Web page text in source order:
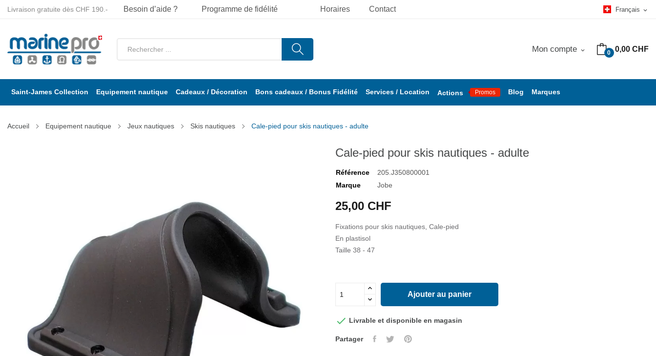
Horaires Contact Français expand_more
Livraison gratuite dès CHF 190.- Besoin d’aide ? Programme de fidélité
0 0,00 CHF
Mon compte expand_more
Saint-James Collection Equipement nautique Cadeaux / Décoration Bons cadeaux / Bonus Fidélité Services / Location Actions Promos Blog Marques
Accueil Equipement nautique Jeux nautiques Skis nautiques Cale-pied pour skis nautiques - adulte
Cale-pied pour skis nautiques - adulte
Référence
205.J350800001
Marque
Jobe
25,00 CHF
Fixations pour skis nautiques, Cale-pied
En plastisol
Taille 38 - 47
Ajouter au panier
 Livrable et disponible en magasin
Partager